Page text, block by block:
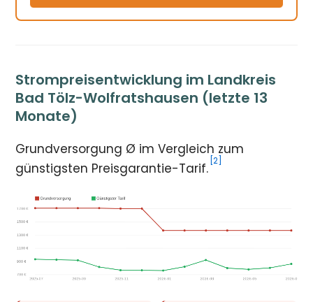
Strompreisentwicklung im Landkreis
Bad Tölz-Wolfratshausen (letzte 13
Monate)
Grundversorgung Ø im Vergleich zum
günstigsten Preisgarantie-Tarif. [2]